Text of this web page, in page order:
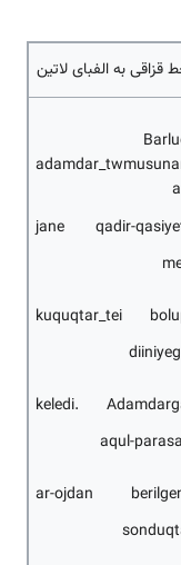
قزاقی به الفبای لاتین
jane qadir-
kuquqtar_tei
keledi.
aqul-
ar-ojdan